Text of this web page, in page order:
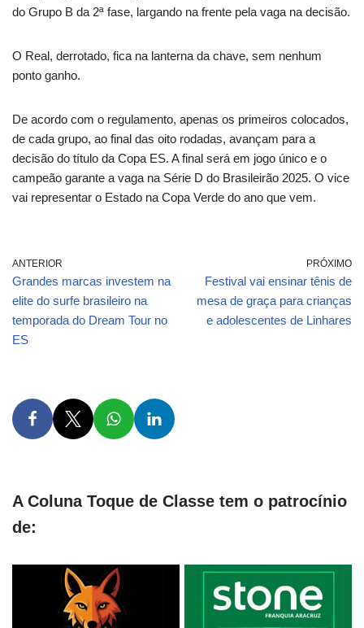
do Grupo B da 2ª fase, largando na frente pela vaga na decisão.
O Real, derrotado, fica na lanterna da chave, sem nenhum
ponto ganho.
De acordo com o regulamento, apenas os primeiros colocados,
de cada grupo, ao final das oito rodadas, avançam para a
decisão do título da Copa ES. A final será em jogo único e o
campeão garante a vaga na Série D do Brasileirão 2025. O vice
vai representar o Estado na Copa Verde do ano que vem.
ANTERIOR
Grandes marcas investem na
elite do surfe brasileiro na
temporada do Dream Tour no
ES
PRÓXIMO
Festival vai ensinar tênis de
mesa de graça para crianças
e adolescentes de Linhares
A Coluna Toque de Classe tem o patrocínio
de: